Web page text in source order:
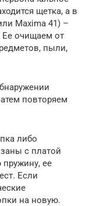
щетка, а в
Maxima 41) –
Ее очищаем от
пыли,
повторяем
либо
с платой
ее
Если
на новую.